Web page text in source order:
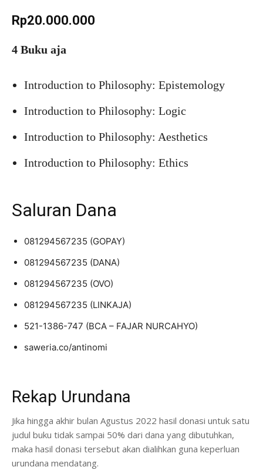
Rp20.000.000
4 Buku aja
Introduction to Philosophy: Epistemology
Introduction to Philosophy: Logic
Introduction to Philosophy: Aesthetics
Introduction to Philosophy: Ethics
Saluran Dana
081294567235 (GOPAY)
081294567235 (DANA)
081294567235 (OVO)
081294567235 (LINKAJA)
521-1386-747 (BCA – FAJAR NURCAHYO)
saweria.co/antinomi
Rekap Urundana
Jika hingga akhir bulan Agustus 2022 hasil donasi untuk satu
judul buku tidak sampai 50% dari dana yang dibutuhkan,
maka hasil donasi tersebut akan dialihkan guna keperluan
urundana mendatang.